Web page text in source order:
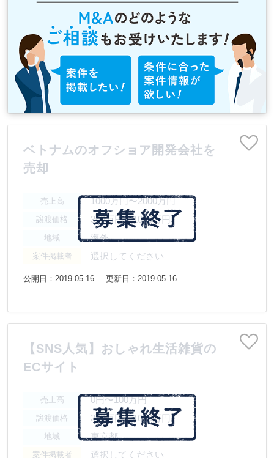
ベトナムのオフショア開発会社を
売却
売上高 1000万円〜2000万円
譲渡価格 300万円〜1000万円
地域 海外
案件掲載者 選択してください
公開日：2019-05-16 更新日：2019-05-16
【SNS人気】おしゃれ生活雑貨の
ECサイト
売上高 0円〜100万円
譲渡価格 300万円〜1000万円
地域 東京都
案件掲載者 選択してください